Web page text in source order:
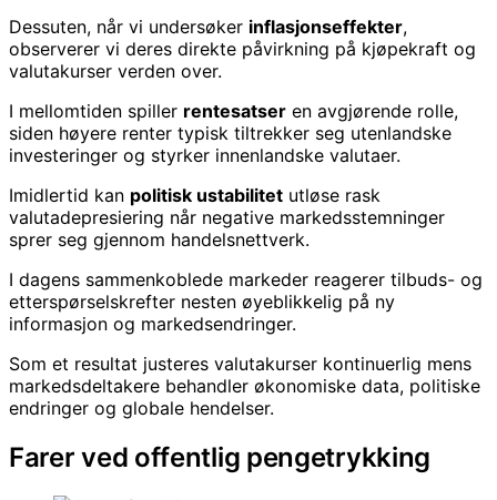
Dessuten, når vi undersøker inflasjonseffekter,
observerer vi deres direkte påvirkning på kjøpekraft og
valutakurser verden over.
I mellomtiden spiller rentesatser en avgjørende rolle,
siden høyere renter typisk tiltrekker seg utenlandske
investeringer og styrker innenlandske valutaer.
Imidlertid kan politisk ustabilitet utløse rask
valutadepresiering når negative markedsstemninger
sprer seg gjennom handelsnettverk.
I dagens sammenkoblede markeder reagerer tilbuds- og
etterspørselskrefter nesten øyeblikkelig på ny
informasjon og markedsendringer.
Som et resultat justeres valutakurser kontinuerlig mens
markedsdeltakere behandler økonomiske data, politiske
endringer og globale hendelser.
Farer ved offentlig pengetrykking